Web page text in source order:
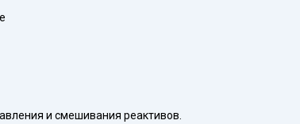
и смешивания реактивов.